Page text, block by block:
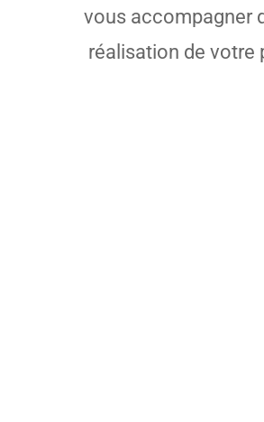
vous accompagner
réalisation de votre